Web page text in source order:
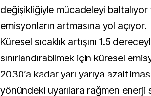
değişikliğiyle mücadeleyi baltalıyor
emisyonların artmasına yol açıyor.
Küresel sıcaklık artışını 1.5
sınırlandırabilmek için küresel
2030’a kadar yarı yarıya
yönündeki uyarılara rağmen enerji